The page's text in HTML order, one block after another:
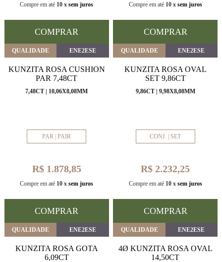
Compre em até 10 x sem juros
COMPRAR
Compre em até 10 x sem juros
COMPRAR
QUALIDADE ENE2ESE
KUNZITA ROSA CUSHION
PAR 7,48CT
7,48CT | 10,06X8,08MM
PAR | PAIR
R$ 1.878,85
Compre em até 10 x sem juros
COMPRAR
QUALIDADE ENE2ESE
KUNZITA ROSA OVAL
SET 9,86CT
9,86CT | 9,98X8,08MM
CONJ. | SET
R$ 2.232,25
Compre em até 10 x sem juros
COMPRAR
QUALIDADE ENE2ESE
KUNZITA ROSA GOTA
6,09CT
QUALIDADE ENE2ESE
4Ø KUNZITA ROSA OVAL
14,50CT